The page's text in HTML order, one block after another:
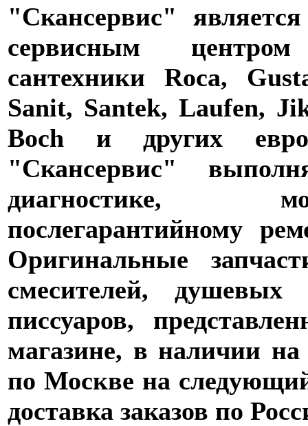
"Скансервис"
сервисным
сантехники Roca,
Sanit, Santek, Laufen,
Boch и других
"Скансервис"
диагностике,
послегарантийному
Оригинальные
смесителей, душевых
писсуаров,
магазине, в наличии на
по Москве на
доставка заказов по